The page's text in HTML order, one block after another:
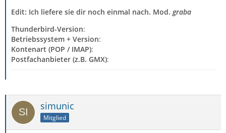
Edit: Ich liefere sie dir noch einmal nach. Mod. graba
Thunderbird-Version:
Betriebssystem + Version:
Kontenart (POP / IMAP):
Postfachanbieter (z.B. GMX):
simunic
Mitglied